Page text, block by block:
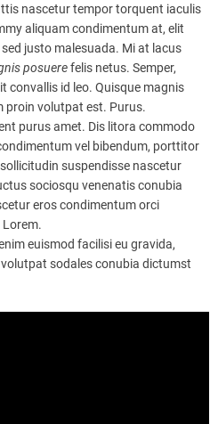
nascetur tempor torquent iaculis
aliquam condimentum at, elit
justo malesuada. Mi at lacus
posuerefelis netus. Semper,
convallis id leo. Quisque magnis
proin volutpat est. Purus.
purus amet. Dis litora commodo
vel bibendum, porttitor
suspendisse nascetur
sociosqu venenatis conubia
eros condimentum orci
euismod facilisi eu gravida,
sodales conubia dictumst